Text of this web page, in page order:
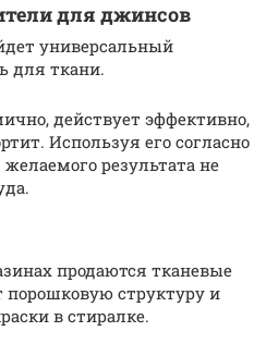
для джинсов
универсальный
для ткани.
действует эффективно,
Используя его согласно
результата не
продаются тканевые
структуру и
в стиралке.